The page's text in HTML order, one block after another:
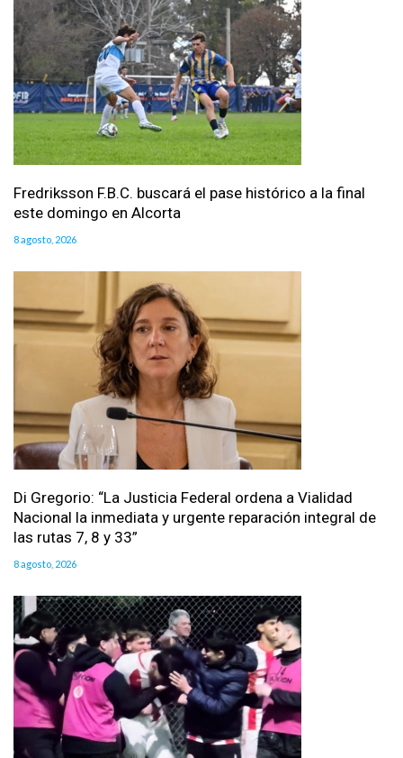
Fredriksson F.B.C. buscará el pase histórico a la final
este domingo en Alcorta
8 agosto, 2026
Di Gregorio: “La Justicia Federal ordena a Vialidad
Nacional la inmediata y urgente reparación integral de
las rutas 7, 8 y 33”
8 agosto, 2026